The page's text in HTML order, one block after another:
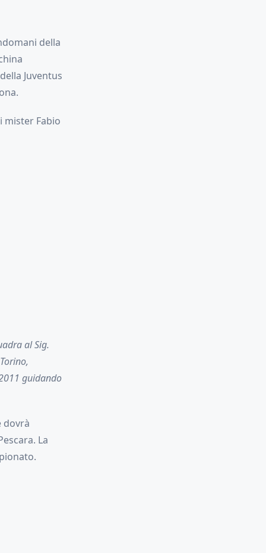
della
Juventus
mister Fabio
al Sig.
guidando
dovrà
La